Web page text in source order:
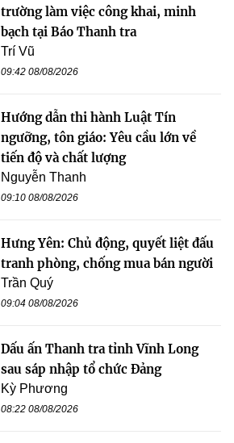
trường làm việc công khai, minh
bạch tại Báo Thanh tra
Trí Vũ
09:42 08/08/2026
Hướng dẫn thi hành Luật Tín
ngưỡng, tôn giáo: Yêu cầu lớn về
tiến độ và chất lượng
Nguyễn Thanh
09:10 08/08/2026
Hưng Yên: Chủ động, quyết liệt đấu
tranh phòng, chống mua bán người
Trần Quý
09:04 08/08/2026
Dấu ấn Thanh tra tỉnh Vĩnh Long
sau sáp nhập tổ chức Đảng
Kỳ Phương
08:22 08/08/2026